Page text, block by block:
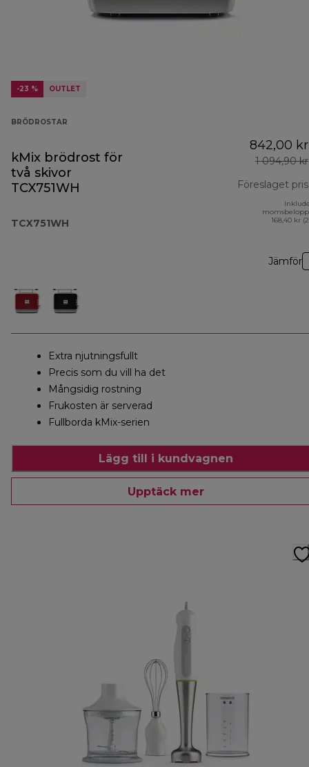
-23 % OUTLET
BRÖDROSTAR
kMix brödrost för
två skivor
TCX751WH
TCX751WH
842,00 kr
1 094,90 kr
Föreslaget pris
168,40 kr
Jämför
Extra njutningsfullt
Precis som du vill ha det
Mångsidig rostning
Frukosten är serverad
Fullborda kMix-serien
Lägg till i kundvagnen
Upptäck mer